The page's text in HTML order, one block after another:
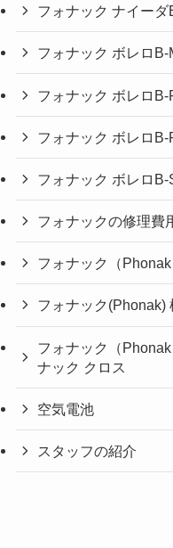
フォナック ナイーダ
フォナック ボレロB-
フォナック ボレロB-
フォナック ボレロB-
フォナック ボレロB-
フォナックの修理費
フォナック（
フォナック(Phonak)
フォナック（
ナック クロス
空気電池
スタッフの紹介